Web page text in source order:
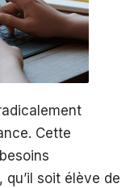
Cette
soit élève de